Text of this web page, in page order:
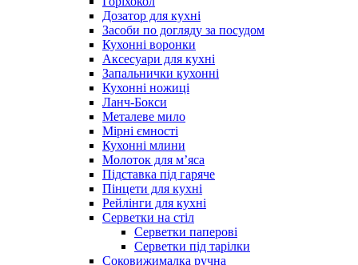
Дозатор для кухні
Засоби по догляду за посудом
Кухонні воронки
Аксесуари для кухні
Запальнички кухонні
Кухонні ножиці
Ланч-Бокси
Металеве мило
Мірні ємності
Кухонні млини
Молоток для м’яса
Підставка під гаряче
Пінцети для кухні
Рейлінги для кухні
Серветки на стіл
Серветки паперові
Серветки під тарілки
Соковижималка ручна